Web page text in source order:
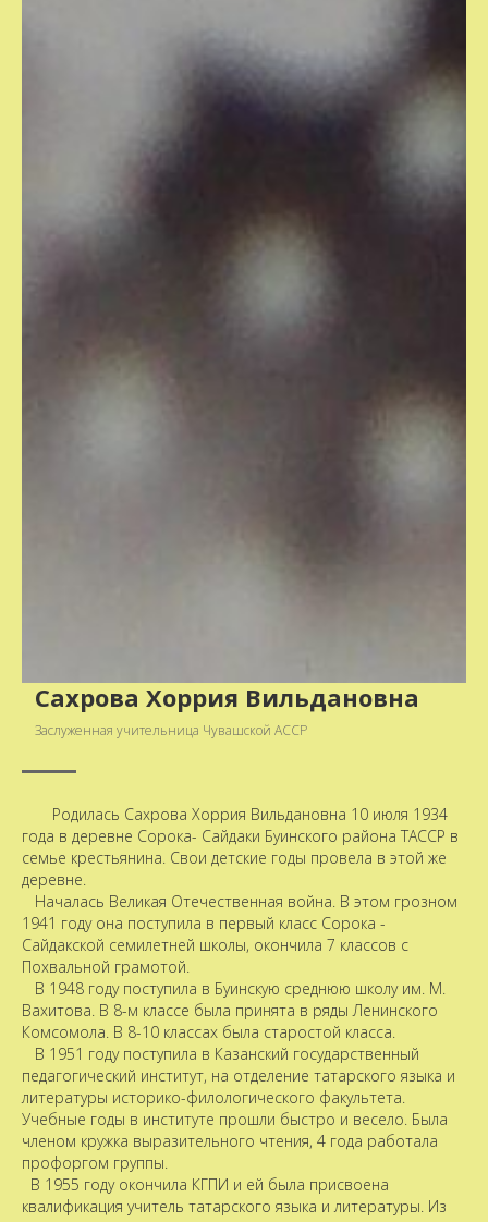
Сахрова Хоррия Вильдановна
Заслуженная учительница Чувашской АССР
Родилась Сахрова Хоррия Вильдановна 10 июля 1934
года в деревне Сорока- Сайдаки Буинского района ТАССР в
семье крестьянина. Свои детские годы провела в этой же
деревне.
Началась Великая Отечественная война. В этом грозном
1941 году она поступила в первый класс Сорока -
Сайдакской семилетней школы, окончила 7 классов с
Похвальной грамотой.
В 1948 году поступила в Буинскую среднюю школу им. М.
Вахитова. В 8-м классе была принята в ряды Ленинского
Комсомола. В 8-10 классах была старостой класса.
В 1951 году поступила в Казанский государственный
педагогический институт, на отделение татарского языка и
литературы историко-филологического факультета.
Учебные годы в институте прошли быстро и весело. Была
членом кружка выразительного чтения, 4 года работала
профоргом группы.
В 1955 году окончила КГПИ и ей была присвоена
квалификация учитель татарского языка и литературы. Из